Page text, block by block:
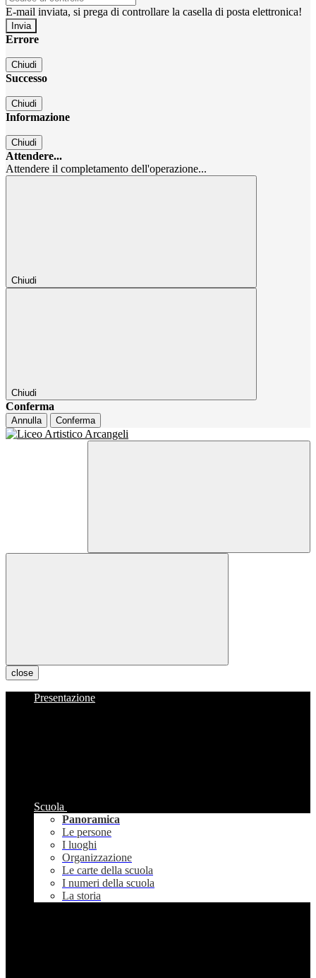
E-mail inviata, si prega di controllare la casella di posta elettronica!
Errore
Chiudi
Successo
Chiudi
Informazione
Chiudi
Attendere...
Attendere il completamento dell'operazione...
Chiudi
Chiudi
Conferma
Annulla Conferma
close
Presentazione
Scuola
Panoramica
Le persone
I luoghi
Organizzazione
Le carte della scuola
I numeri della scuola
La storia